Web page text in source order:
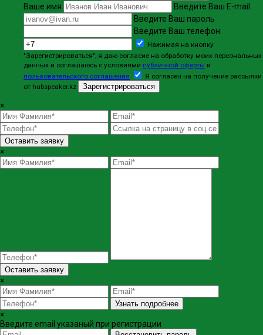
Ваше имя
Введите Ваш E-mail
Введите Ваш пароль
Введите Ваш телефон
Нажимая на кнопку
"Зарегистрироваться", я даю согласие на обработку моих персональных
данных и соглашаюсь с условиями публичной оферты и
пользовательского соглашения
Я согласен на получение рассылки
от hubspeaker.kz
Зарегистрироваться
×
Оставить заявку
×
Оставить заявку
×
Узнать подробнее
×
Введите email указаный при регистрации